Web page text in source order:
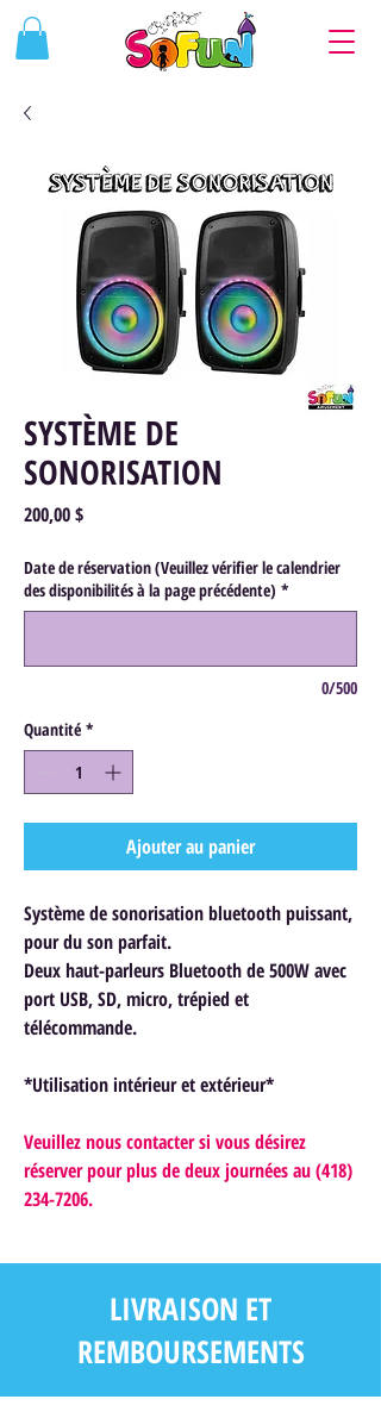
SYSTÈME DE
SONORISATION
200,00 $Prix
Date de réservation (Veuillez vérifier le calendrier
des disponibilités à la page précédente) *
0/500
Quantité *
Ajouter au panier
Système de sonorisation bluetooth puissant,
pour du son parfait.
Deux haut-parleurs Bluetooth de 500W avec
port USB, SD, micro, trépied et
télécommande.
*Utilisation intérieur et extérieur*
Veuillez nous contacter si vous désirez
réserver pour plus de deux journées au (418)
234-7206.
LIVRAISON ET
REMBOURSEMENTS